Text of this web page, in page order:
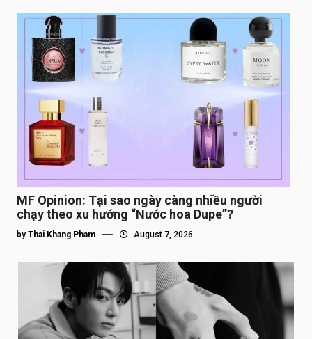
MF Opinion: Tại sao ngày càng nhiều người
chạy theo xu hướng “Nước hoa Dupe”?
by Thai Khang Pham August 7, 2026